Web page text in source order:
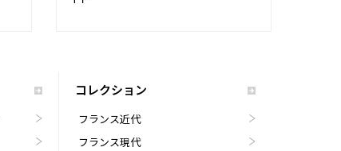
コレクション
フランス近代
フランス現代